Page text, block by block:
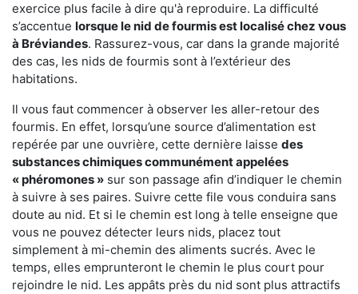
exercice plus facile à dire qu'à reproduire. La difficulté
s’accentue lorsque le nid de fourmis est localisé chez vous
à Bréviandes. Rassurez-vous, car dans la grande majorité
des cas, les nids de fourmis sont à l’extérieur des
habitations.
Il vous faut commencer à observer les aller-retour des
fourmis. En effet, lorsqu’une source d’alimentation est
repérée par une ouvrière, cette dernière laisse des
substances chimiques communément appelées
« phéromones » sur son passage afin d’indiquer le chemin
à suivre à ses paires. Suivre cette file vous conduira sans
doute au nid. Et si le chemin est long à telle enseigne que
vous ne pouvez détecter leurs nids, placez tout
simplement à mi-chemin des aliments sucrés. Avec le
temps, elles emprunteront le chemin le plus court pour
rejoindre le nid. Les appâts près du nid sont plus attractifs